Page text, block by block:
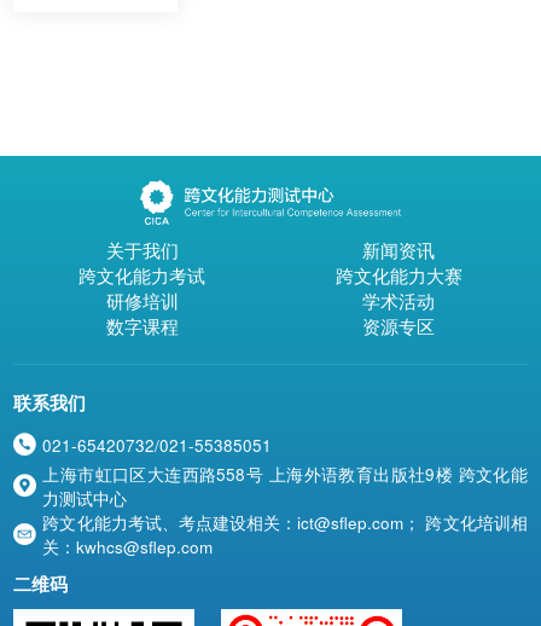
关于我们
新闻资讯
跨文化能力考试
跨文化能力大赛
研修培训
学术活动
数字课程
资源专区
联系我们
 021-65420732/021-55385051
 上海市虹口区大连西路558号 上海外语教育出版社9楼 跨文化能
力测试中心
 跨文化能力考试、考点建设相关：ict@sflep.com； 跨文化培训相
关：kwhcs@sflep.com
二维码